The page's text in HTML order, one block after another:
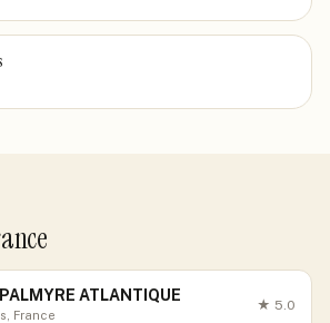
ATLANTIQUE
France
★ 5.0